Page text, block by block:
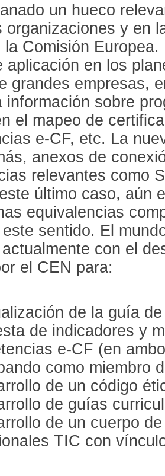
un hueco
organizaciones y en
la Comisión
aplicación en los
grandes empresas,
información sobre
el mapeo de
e-CF, etc. La
anexos de
relevantes como
último caso, aún
equivalencias
sentido. El
con el
el CEN para:
de la guía
de indicadores y
e-CF (en
como miembro
de un código
de guías
de un cuerpo
TIC con